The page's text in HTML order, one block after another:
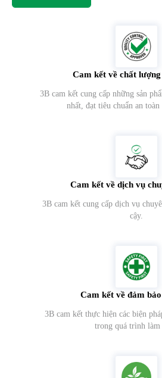
Cam kết về chất lượng
3B cam kết cung cấp những sản
nhất, đạt tiêu chuẩn an toàn
Cam kết về dịch vụ
3B cam kết cung cấp dịch vụ
cậy.
Cam kết về đảm
3B cam kết thực hiện các biện
trong quá trình làm